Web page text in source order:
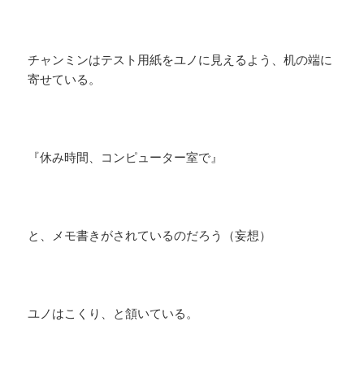
チャンミンはテスト用紙をユノに見えるよう、机の端に
寄せている。
『休み時間、コンピューター室で』
と、メモ書きがされているのだろう（妄想）
ユノはこくり、と頷いている。